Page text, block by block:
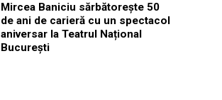
Mircea Baniciu sărbătorește 50
de ani de carieră cu un spectacol
aniversar la Teatrul Național
București